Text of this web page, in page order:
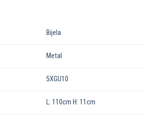
Bijela
Metal
5XGU10
L: 110cm H: 11cm